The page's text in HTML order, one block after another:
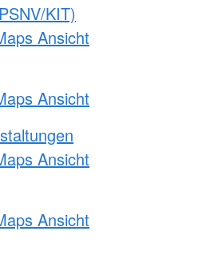
KIT)
Ansicht
Ansicht
Ansicht
Ansicht